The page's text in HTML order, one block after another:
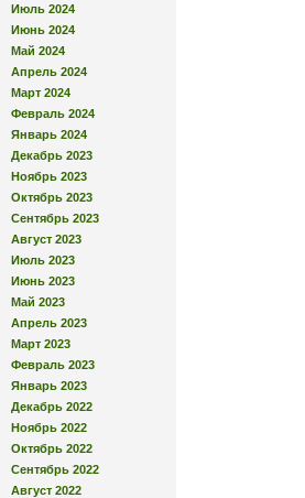
Июль 2024
Июнь 2024
Май 2024
Апрель 2024
Март 2024
Февраль 2024
Январь 2024
Декабрь 2023
Ноябрь 2023
Октябрь 2023
Сентябрь 2023
Август 2023
Июль 2023
Июнь 2023
Май 2023
Апрель 2023
Март 2023
Февраль 2023
Январь 2023
Декабрь 2022
Ноябрь 2022
Октябрь 2022
Сентябрь 2022
Август 2022